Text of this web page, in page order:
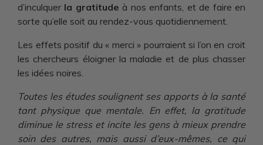
d’inculquer la gratitude à nos enfants, et de faire en
sorte qu’elle soit au rendez-vous quotidiennement.
Les effets positif du « merci » pourraient si l’on en croit
les chercheurs éloigner la maladie et de plus chasser
les idées noires.
Toutes les études soulignent ses apports à la santé
tant physique que mentale. En effet, la gratitude
diminue le stress et incite les gens à mieux prendre
soin des autres, mais aussi d’eux-mêmes, ce qui